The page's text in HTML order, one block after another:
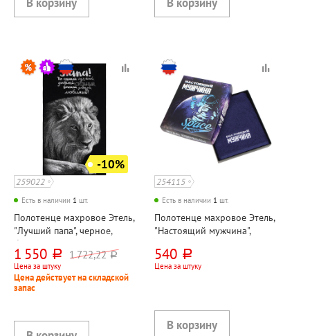
-10%
259022
Есть в наличии 1 шт.
Полотенце махровое Этель,
"Лучший папа", черное,
белое, 130см*70см, хлопок,
420г⁄м²
1 550 руб. 1 722,22 руб.
Цена за штуку
Цена действует на складской
запас
254115
Есть в наличии 1 шт.
Полотенце махровое Этель,
"Настоящий мужчина",
хлопок, 350г⁄м², в
подарочной коробке
540 руб.
Цена за штуку